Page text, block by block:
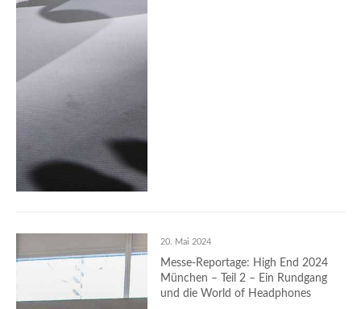
20. Mai 2024
Messe-Reportage: High End 2024
München – Teil 2 – Ein Rundgang
und die World of Headphones